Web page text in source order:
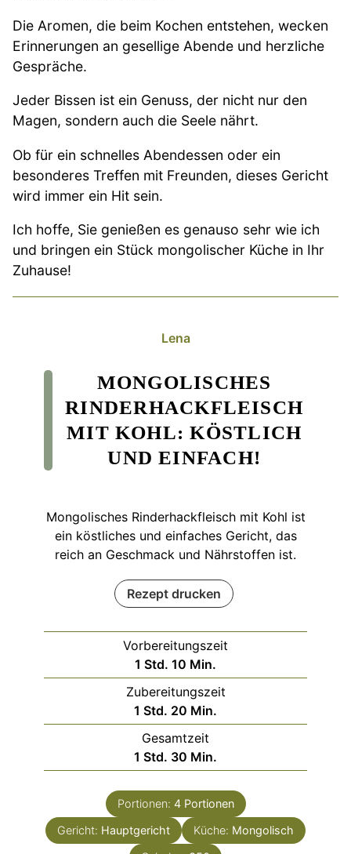
Die Aromen, die beim Kochen entstehen, wecken
Erinnerungen an gesellige Abende und herzliche
Gespräche.
Jeder Bissen ist ein Genuss, der nicht nur den
Magen, sondern auch die Seele nährt.
Ob für ein schnelles Abendessen oder ein
besonderes Treffen mit Freunden, dieses Gericht
wird immer ein Hit sein.
Ich hoffe, Sie genießen es genauso sehr wie ich
und bringen ein Stück mongolischer Küche in Ihr
Zuhause!
Lena
MONGOLISCHES
RINDERHACKFLEISCH
MIT KOHL: KÖSTLICH
UND EINFACH!
Mongolisches Rinderhackfleisch mit Kohl ist
ein köstliches und einfaches Gericht, das
reich an Geschmack und Nährstoffen ist.
Rezept drucken
Vorbereitungszeit
1 Stunde
Std. 10 Minuten
Min.
Zubereitungszeit
1 Stunde
Std. 20 Minuten
Min.
Gesamtzeit
1 Stunde
Std. 30 Minuten
Min.
Portionen: 4 Portionen
Gericht: Hauptgericht Küche: Mongolisch